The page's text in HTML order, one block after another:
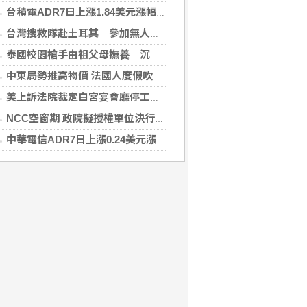
台積電ADR7日上漲1.84美元漲幅0.44%折台股2712.45元
台灣搜救隊赴土耳其 參加無人機整合激流救援訓練
泰國校園槍手由祖父母撫養 沉默少友案發前疑遭霸凌
中東局勢推高物價 法國人度假吹起「平價風」
美上訴法院裁定白宮宴會廳停工 川普誓言上訴最高院
NCC空窗期 政院擬授權單位決行藍牙器材等業務
中華電信ADR7日上漲0.24美元漲幅0.57%折台股137.29元